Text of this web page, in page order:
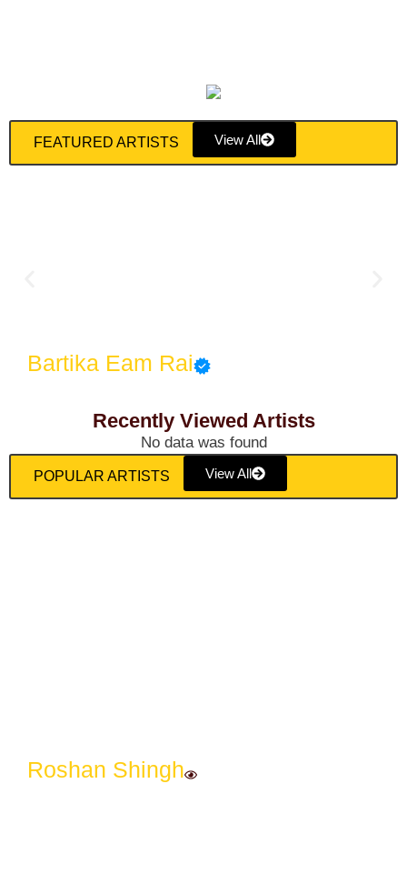
FEATURED ARTISTS View All
Bartika Eam Rai
Recently Viewed Artists
No data was found
POPULAR ARTISTS View All
Roshan Shingh